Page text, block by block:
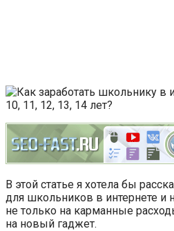
В этой статье я хотела бы
для школьников в интернете и
не только на карманные
на новый гаджет.